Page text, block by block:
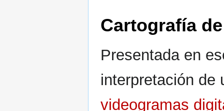
Cartografía
Presentada en
interpretación de
videogramas